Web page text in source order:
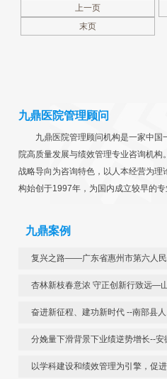
上一页
末页
九鼎医院管理顾问
九鼎医院管理顾问机构是一家中国
院高质量发展与绩效管理专业咨询机
战略导向为咨询特色，以人本经营
构始创于1997年，为国内成立较早的
九鼎案例
复兴之路——广东省惠州市第六人
杏林新枝春意浓 守正创新行致远—
奋进新征程、建功新时代 --南部县
分娩量下滑背景下业绩逆势增长--安
以学科建设和绩效管理为引擎，促